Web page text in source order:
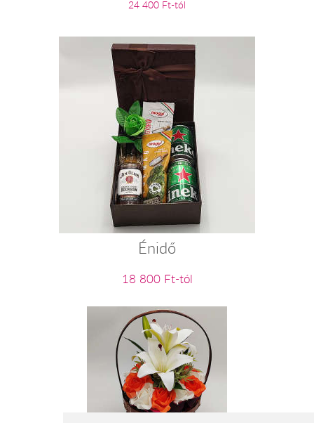
24 400 Ft-tól
Énidő
18 800 Ft-tól